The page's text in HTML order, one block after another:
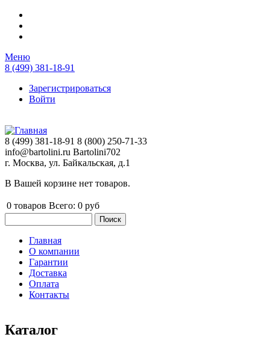
Перейти к основному содержанию
Меню
8 (499) 381-18-91
Зарегистрироваться
Войти
8 (499) 381-18-91 8 (800) 250-71-33
info@bartolini.ru Bartolini702
г. Москва, ул. Байкальская, д.1
В Вашей корзине нет товаров.
0 товаров Всего: 0 руб
Главное меню
Главная
О компании
Гарантии
Доставка
Оплата
Контакты
Каталог